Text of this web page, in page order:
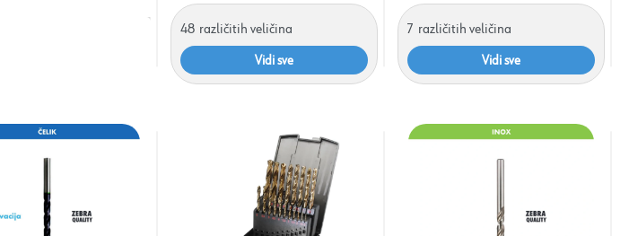
48 različitih veličina
Vidi sve
7 različitih veličina
Vidi sve